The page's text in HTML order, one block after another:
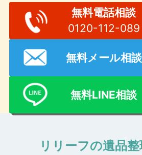
無料電話相談
0120-112-089
無料メール相談
無料LINE相談
リリーフの遺品